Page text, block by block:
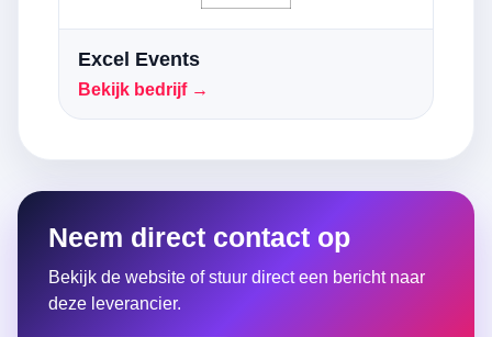
Excel Events
Bekijk bedrijf →
Neem direct contact op
Bekijk de website of stuur direct een bericht naar
deze leverancier.